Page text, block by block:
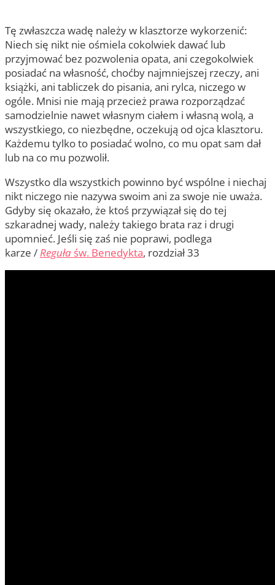
Tę zwłaszcza wadę należy w klasztorze wykorzenić:
Niech się nikt nie ośmiela cokolwiek dawać lub
przyjmować bez pozwolenia opata, ani czegokolwiek
posiadać na własność, choćby najmniejszej rzeczy, ani
książki, ani tabliczek do pisania, ani rylca, niczego w
ogóle. Mnisi nie mają przecież prawa rozporządzać
samodzielnie nawet własnym ciałem i własną wolą, a
wszystkiego, co niezbędne, oczekują od ojca klasztoru.
Każdemu tylko to posiadać wolno, co mu opat sam dał
lub na co mu pozwolił.
Wszystko dla wszystkich powinno być wspólne i niechaj
nikt niczego nie nazywa swoim ani za swoje nie uważa.
Gdyby się okazało, że ktoś przywiązał się do tej
szkaradnej wady, należy takiego brata raz i drugi
upomnieć. Jeśli się zaś nie poprawi, podlega
karze /Reguła św. Benedykta, rozdział 33